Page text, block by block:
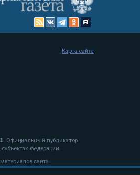
Официальный публикатор
федерации.
сайта
Карта сайта